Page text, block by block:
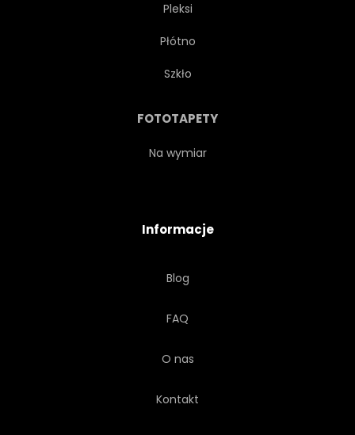
Pleksi
Płótno
Szkło
FOTOTAPETY
Na wymiar
Informacje
Blog
FAQ
O nas
Kontakt